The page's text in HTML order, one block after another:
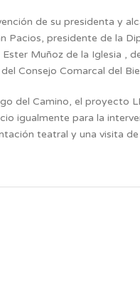
de su presidenta y
Pacios, presidente de la
Muñoz de la Iglesia ,
Consejo Comarcal del
del Camino, el proyecto
igualmente para la
teatral y una visita